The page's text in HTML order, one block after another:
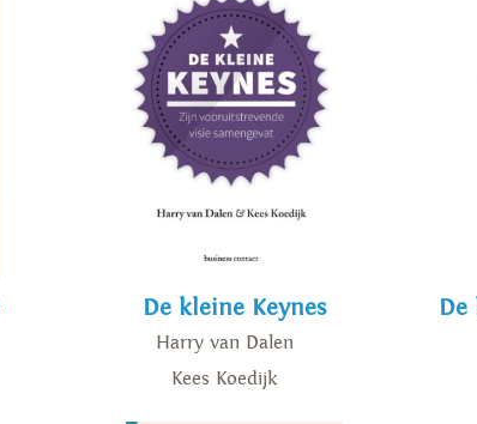
De kleine Keynes
Harry van Dalen
Kees Koedijk
De